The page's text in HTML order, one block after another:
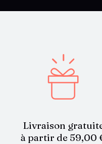
Livraison
à partir de 59,00